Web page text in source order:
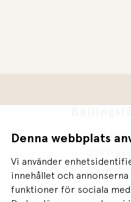
Denna webbplats
Vi använder
innehållet och
funktioner för sociala
Victor
031-